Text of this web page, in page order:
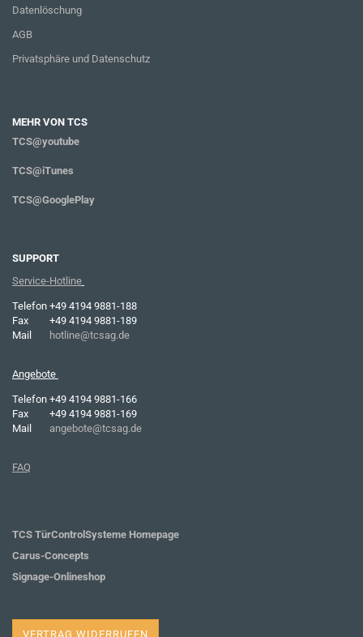
Datenlöschung
AGB
Privatsphäre und Datenschutz
MEHR VON TCS
TCS@youtube
TCS@iTunes
TCS@GooglePlay
SUPPORT
Service-Hotline
Telefon +49 4194 9881-188
Fax
+49 4194 9881-189
Mail
hotline@tcsag.de
Angebote
Telefon +49 4194 9881-166
Fax
+49 4194 9881-169
Mail
angebote@tcsag.de
FAQ
TCS TürControlSysteme Homepage
Carus-Concepts
Signage-Onlineshop
VERTRAG WIDERRUFEN